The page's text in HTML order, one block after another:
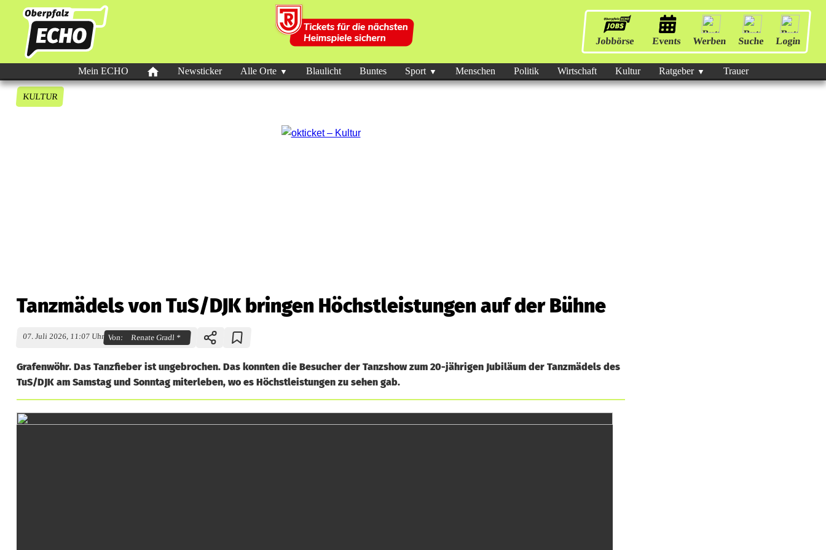
Jobbörse Events Werben Suche Login
Mein ECHO Newsticker Alle Orte Blaulicht Buntes Sport Menschen Politik Wirtschaft Kultur Ratgeber Trauer
KULTUR
Tanzmädels von TuS/DJK bringen Höchstleistungen auf der Bühne
07. Juli 2026, 11:07 Uhr Von: Renate Gradl *
Grafenwöhr. Das Tanzfieber ist ungebrochen. Das konnten die Besucher der Tanzshow zum 20-jährigen Jubiläum der Tanzmädels des
TuS/DJK am Samstag und Sonntag miterleben, wo es Höchstleistungen zu sehen gab.
T